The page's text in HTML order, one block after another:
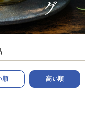
順 高い順